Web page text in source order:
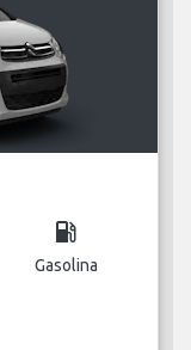
local_gas_station
Gasolina